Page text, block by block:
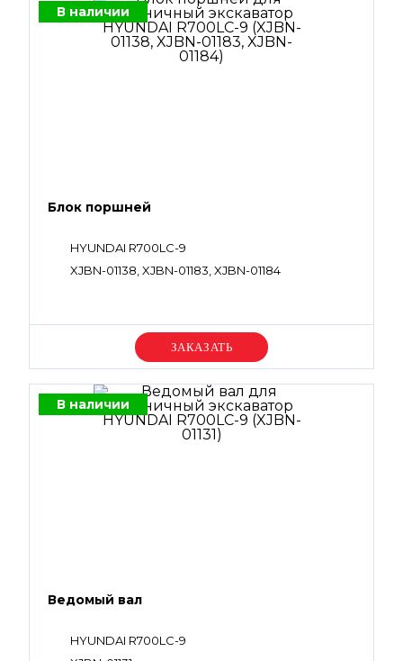
В наличии
Блок поршней
HYUNDAI R700LC-9
XJBN-01138, XJBN-01183, XJBN-01184
Уточняйте цену
В наличии
Ведомый вал
HYUNDAI R700LC-9